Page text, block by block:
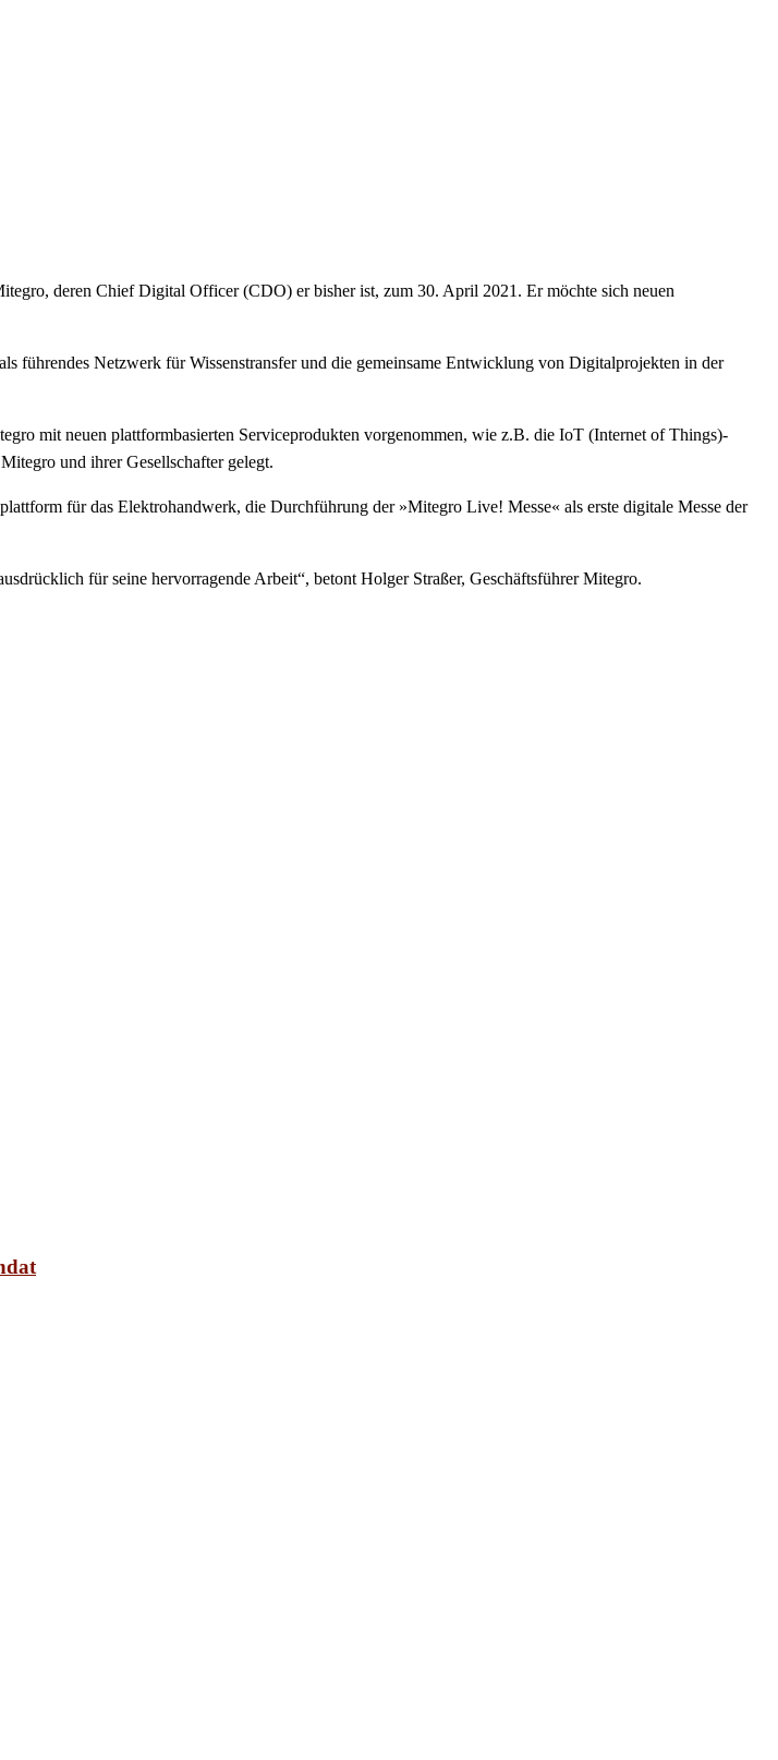
deren Chief Digital Officer (CDO) er bisher ist, zum 30. April 2021. Er möchte sich neuen
führendes Netzwerk für Wissenstransfer und die gemeinsame Entwicklung von Digitalprojekten in der
mit neuen plattformbasierten Serviceprodukten vorgenommen, wie z.B. die IoT (Internet of Things)-
und ihrer Gesellschafter gelegt.
für das Elektrohandwerk, die Durchführung der »Mitegro Live! Messe« als erste digitale Messe der
für seine hervorragende Arbeit“, betont Holger Straßer, Geschäftsführer Mitegro.